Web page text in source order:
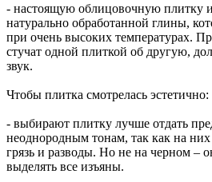
- настоящую облицовочную плитку
натурально обработанной глины,
при очень высоких температурах.
стучат одной плиткой об другую,
звук.
Чтобы плитка смотрелась эстетично:
- выбирают плитку лучше отдать
неоднородным тонам, так как на
грязь и разводы. Но не на черном –
выделять все изъяны.